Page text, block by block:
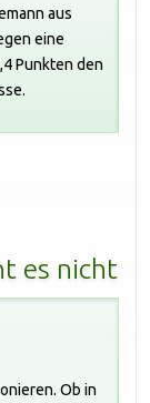
aus
eine
Punkten den
es nicht
Ob in